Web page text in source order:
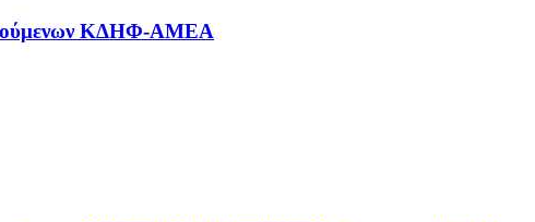
ΚΔΗΦ-ΑΜΕΑ